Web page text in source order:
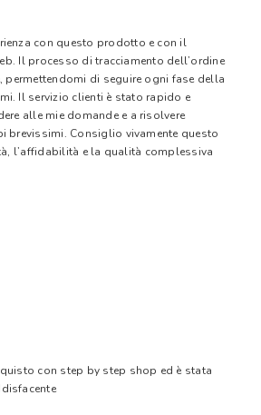
con questo prodotto e con il
Il processo di tracciamento dell’ordine
permettendomi di seguire ogni fase della
Il servizio clienti è stato rapido e
alle mie domande e a risolvere
brevissimi. Consiglio vivamente questo
l’affidabilità e la qualità complessiva
con step by step shop ed è stata